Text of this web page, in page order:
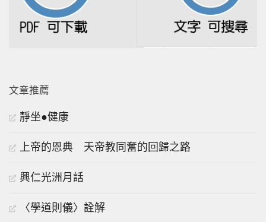
文章推薦
靜坐●健康
上帝的恩典 天帝教同奮的回歸之路
興仁光洲月話
〈學道則儀〉詮解